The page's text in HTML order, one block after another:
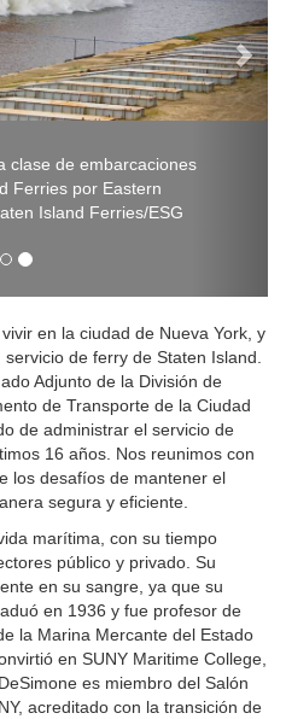
clase de embarcaciones
Ferries por Eastern
Island Ferries/ESG
en la ciudad de Nueva York, y
de ferry de Staten Island.
Adjunto de la División de
de Transporte de la Ciudad
de administrar el servicio de
16 años. Nos reunimos con
los desafíos de mantener el
segura y eficiente.
marítima, con su tiempo
público y privado. Su
en su sangre, ya que su
en 1936 y fue profesor de
la Marina Mercante del Estado
en SUNY Maritime College,
es miembro del Salón
acreditado con la transición de